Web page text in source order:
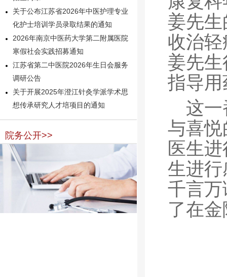
关于公布江苏省2026年中医护理专业
化护士培训学员录取结果的通知
2026年南京中医药大学第二附属医院
寒假社会实践招募通知
江苏省第二中医院2026年生日会服务
调研公告
关于开展2025年澄江针灸学派学术思
想传承研究人才培项目的通知
院务公开>>
姜先
收治
姜先
指导
这
与喜
医生
生进
千言
了在